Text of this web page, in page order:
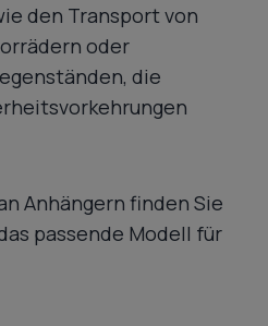
den Transport von
oder
die
Anhängern finden Sie
passende Modell für